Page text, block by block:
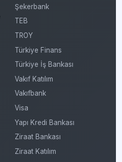
Şekerbank
TEB
TROY
Türkiye Finans
Türkiye İş Bankası
Vakıf Katılım
Vakıfbank
Visa
Yapı Kredi Bankası
Ziraat Bankası
Ziraat Katılım